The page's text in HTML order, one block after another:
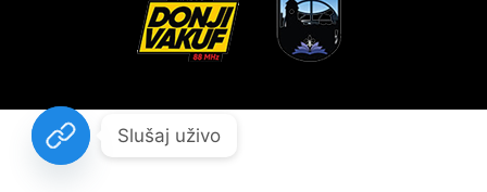
Slušaj uživo